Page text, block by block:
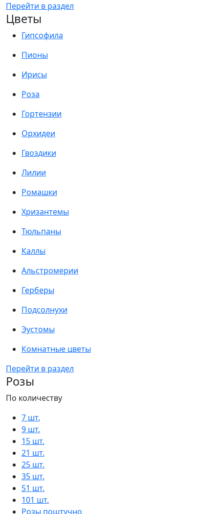
Перейти в раздел
Цветы
Гипсофила
Пионы
Ирисы
Роза
Гортензии
Орхидеи
Гвоздики
Лилии
Ромашки
Хризантемы
Тюльпаны
Каллы
Альстромерии
Герберы
Подсолнухи
Эустомы
Комнатные цветы
Перейти в раздел
Розы
По количеству
7 шт.
9 шт.
15 шт.
21 шт.
25 шт.
35 шт.
51 шт.
101 шт.
Розы поштучно